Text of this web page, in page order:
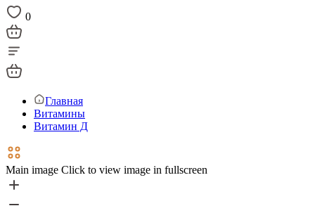
0
Главная
Витамины
Витамин Д
Main image Click to view image in fullscreen